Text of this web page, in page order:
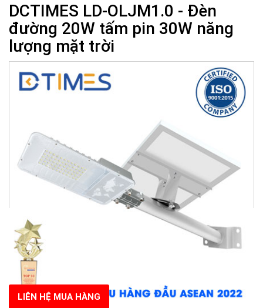
DCTIMES LD-OLJM1.0 - Đèn
đường 20W tấm pin 30W năng
lượng mặt trời
LIÊN HỆ MUA HÀNG